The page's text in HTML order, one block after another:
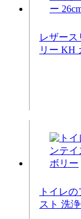
レザー
リー KH
トイレ
スト 洗